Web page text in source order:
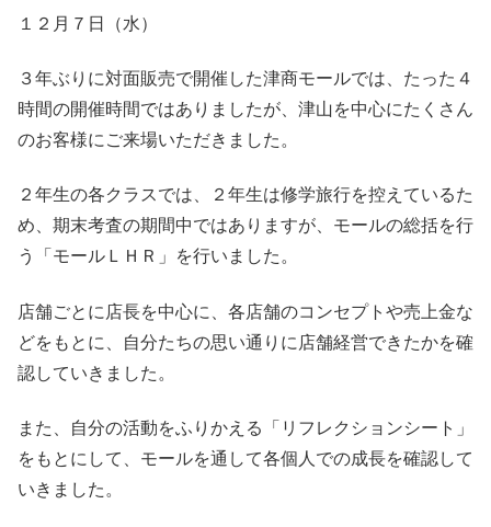
１２月７日（水）
３年ぶりに対面販売で開催した津商モールでは、たった４
時間の開催時間ではありましたが、津山を中心にたくさん
のお客様にご来場いただきました。
２年生の各クラスでは、２年生は修学旅行を控えているた
め、期末考査の期間中ではありますが、モールの総括を行
う「モールＬＨＲ」を行いました。
店舗ごとに店長を中心に、各店舗のコンセプトや売上金な
どをもとに、自分たちの思い通りに店舗経営できたかを確
認していきました。
また、自分の活動をふりかえる「リフレクションシート」
をもとにして、モールを通して各個人での成長を確認して
いきました。